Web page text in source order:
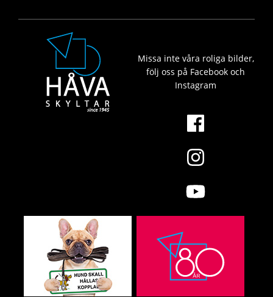
Missa inte våra roliga bilder,
följ oss på Facebook och
Instagram